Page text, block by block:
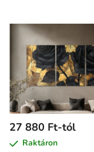
27 880 Ft-tól
Raktáron